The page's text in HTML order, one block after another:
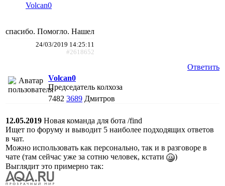
Volcan0
спасибо. Помогло. Нашел
24/03/2019 14:25:11
#2618652
Ответить
Volcan0
Председатель колхоза
7482 3689 Дмитров
12.05.2019 Новая команда для бота /find
Ищет по форуму и выводит 5 наиболее подходящих ответов
в чат.
Можно использовать как персонально, так и в разговоре в
чате (там сейчас уже за сотню человек, кстати
)
Выглядит это примерно так: